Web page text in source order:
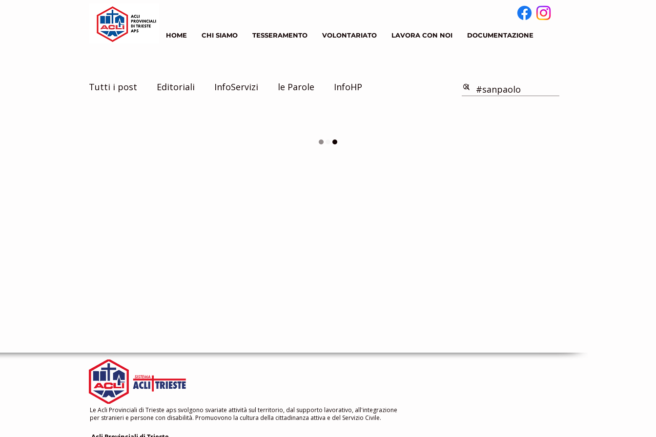
HOME CHI SIAMO TESSERAMENTO VOLONTARIATO LAVORA CON NOI DOCUMENTAZIONE
Tutti i post Editoriali InfoServizi le Parole InfoHP
Le Acli Provinciali di Trieste aps svolgono svariate attività sul territorio, dal supporto lavorativo, all'integrazione
per stranieri e persone con disabilità. Promuovono la cultura della cittadinanza attiva e del Servizio Civile.